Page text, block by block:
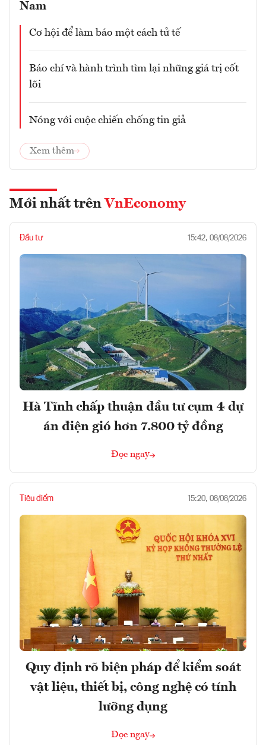
Nam
Cơ hội để làm báo một cách tử tế
Báo chí và hành trình tìm lại những giá trị cốt
lõi
Nóng với cuộc chiến chống tin giả
Xem thêm
Mới nhất trên VnEconomy
Đầu tư 15:42, 08/08/2026
Hà Tĩnh chấp thuận đầu tư cụm 4 dự
án điện gió hơn 7.800 tỷ đồng
Đọc ngay
Tiêu điểm 15:20, 08/08/2026
Quy định rõ biện pháp để kiểm soát
vật liệu, thiết bị, công nghệ có tính
lưỡng dụng
Đọc ngay